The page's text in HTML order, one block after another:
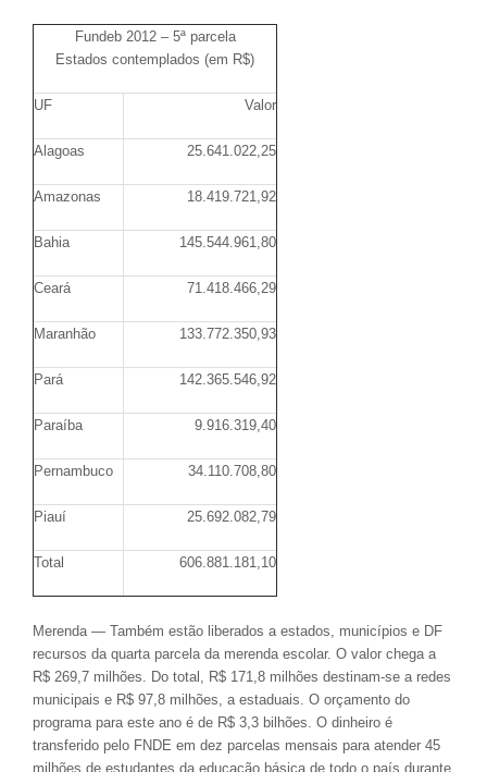
Fundeb 2012 – 5ª parcela
Estados contemplados (em R$)
UF Valor
Alagoas 25.641.022,25
Amazonas 18.419.721,92
Bahia 145.544.961,80
Ceará 71.418.466,29
Maranhão 133.772.350,93
Pará 142.365.546,92
Paraíba 9.916.319,40
Pernambuco 34.110.708,80
Piauí 25.692.082,79
Total 606.881.181,10
Merenda — Também estão liberados a estados, municípios e DF
recursos da quarta parcela da merenda escolar. O valor chega a
R$ 269,7 milhões. Do total, R$ 171,8 milhões destinam-se a redes
municipais e R$ 97,8 milhões, a estaduais. O orçamento do
programa para este ano é de R$ 3,3 bilhões. O dinheiro é
transferido pelo FNDE em dez parcelas mensais para atender 45
milhões de estudantes da educação básica de todo o país durante